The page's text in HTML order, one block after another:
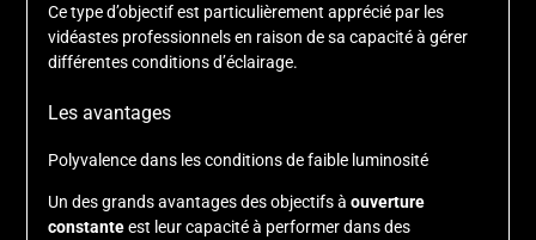
Ce type d’objectif est particulièrement apprécié par les
vidéastes professionnels en raison de sa capacité à gérer
différentes conditions d’éclairage.
Les avantages
Polyvalence dans les conditions de faible luminosité
Un des grands avantages des objectifs à ouverture
constanteest leur capacité à performer dans des